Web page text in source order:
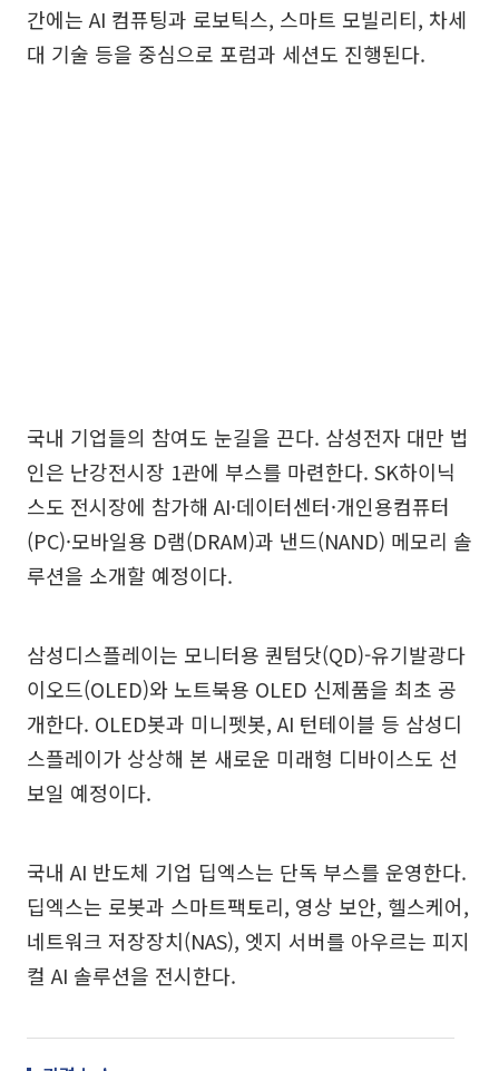
간에는 AI 컴퓨팅과 로보틱스, 스마트 모빌리티, 차세
대 기술 등을 중심으로 포럼과 세션도 진행된다.
국내 기업들의 참여도 눈길을 끈다. 삼성전자 대만 법
인은 난강전시장 1관에 부스를 마련한다. SK하이닉
스도 전시장에 참가해 AI·데이터센터·개인용컴퓨터
(PC)·모바일용 D램(DRAM)과 낸드(NAND) 메모리 솔
루션을 소개할 예정이다.
삼성디스플레이는 모니터용 퀀텀닷(QD)-유기발광다
이오드(OLED)와 노트북용 OLED 신제품을 최초 공
개한다. OLED봇과 미니펫봇, AI 턴테이블 등 삼성디
스플레이가 상상해 본 새로운 미래형 디바이스도 선
보일 예정이다.
국내 AI 반도체 기업 딥엑스는 단독 부스를 운영한다.
딥엑스는 로봇과 스마트팩토리, 영상 보안, 헬스케어,
네트워크 저장장치(NAS), 엣지 서버를 아우르는 피지
컬 AI 솔루션을 전시한다.